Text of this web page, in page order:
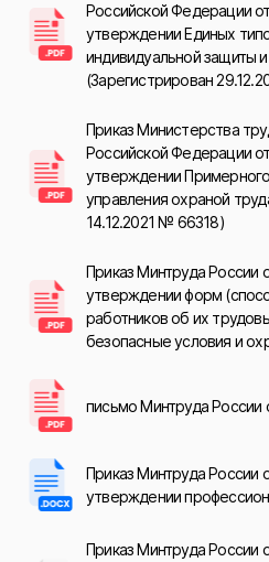
Российской Федерации
утверждении Единых
индивидуальной защиты
(Зарегистрирован
Приказ Министерства
Российской Федерации
утверждении
управления охраной
14.12.2021 № 66318)
Приказ Минтруда России
утверждении форм
работников об их
безопасные условия и
письмо Минтруда России
Приказ Минтруда России
утверждении
Приказ Минтруда России